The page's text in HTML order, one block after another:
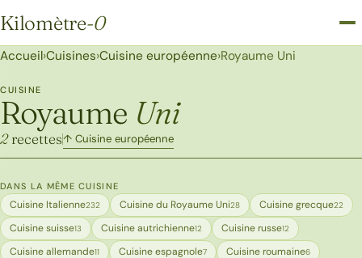
Kilomètre-0
Kilomètre-0
Accueil›Cuisines›Cuisine européenne›Royaume Uni
CUISINE
Royaume Uni
2recettes↑ Cuisine européenne
DANS LA MÊME CUISINE
Cuisine Italienne232 Cuisine du Royaume Uni28 Cuisine grecque22
Cuisine suisse13 Cuisine autrichienne12 Cuisine russe12
Cuisine allemande11 Cuisine espagnole7 Cuisine roumaine6